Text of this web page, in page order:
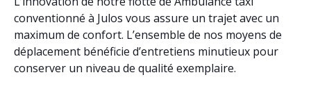
conventionné à Julos vous assure un trajet avec un
maximum de confort. L’ensemble de nos moyens de
déplacement bénéficie d’entretiens minutieux pour
conserver un niveau de qualité exemplaire.